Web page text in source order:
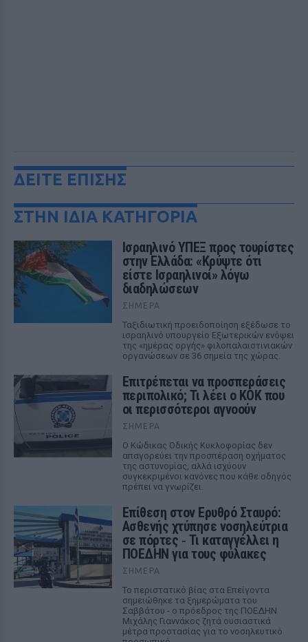
ΔΕΙΤΕ ΕΠΙΣΗΣ
ΣΤΗΝ ΙΔΙΑ ΚΑΤΗΓΟΡΙΑ
Ισραηλινό ΥΠΕΞ προς τουρίστες
στην Ελλάδα: «Κρύψτε ότι
είστε Ισραηλινοί» λόγω
διαδηλώσεων
ΣΉΜΕΡΑ
Ταξιδιωτική προειδοποίηση εξέδωσε το
ισραηλινό υπουργείο Εξωτερικών ενόψει
της «ημέρας οργής» φιλοπαλαιστινιακών
οργανώσεων σε 36 σημεία της χώρας.
Επιτρέπεται να προσπεράσεις
περιπολικό; Τι λέει ο ΚΟΚ που
οι περισσότεροι αγνοούν
ΣΉΜΕΡΑ
Ο Κώδικας Οδικής Κυκλοφορίας δεν
απαγορεύει την προσπέραση οχήματος
της αστυνομίας, αλλά ισχύουν
συγκεκριμένοι κανόνες που κάθε οδηγός
πρέπει να γνωρίζει.
Επίθεση στον Ερυθρό Σταυρό:
Ασθενής χτύπησε νοσηλεύτρια
σε πόρτες ‑ Τι καταγγέλλει η
ΠΟΕΔΗΝ για τους φύλακες
ΣΉΜΕΡΑ
Το περιστατικό βίας στα Επείγοντα
σημειώθηκε τα ξημερώματα του
Σαββάτου - ο πρόεδρος της ΠΟΕΔΗΝ
Μιχάλης Γιαννάκος ζητά ουσιαστικά
μέτρα προστασίας για το νοσηλευτικό